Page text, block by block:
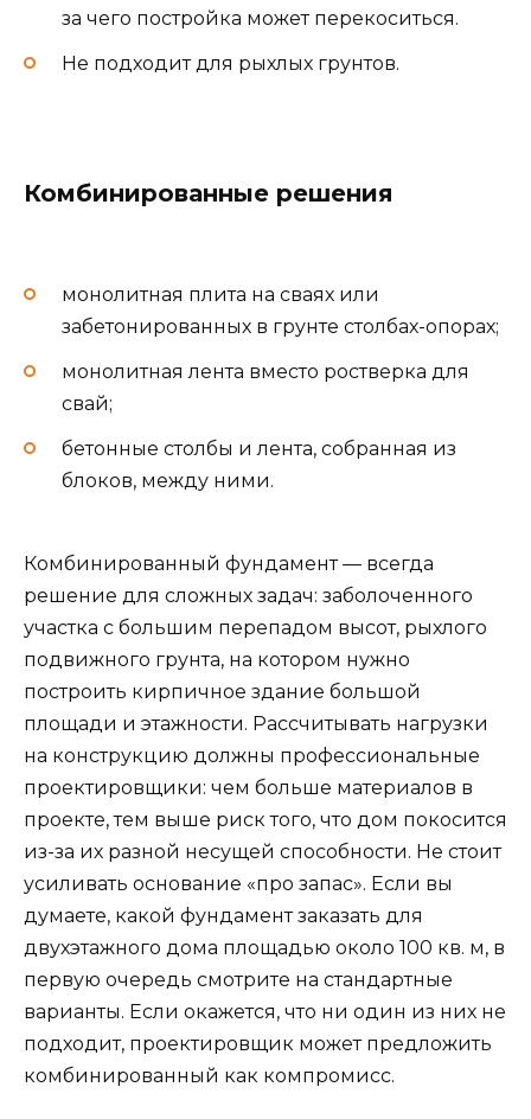
за чего постройка может перекоситься.
Не подходит для рыхлых грунтов.
Комбинированные решения
монолитная плита на сваях или
забетонированных в грунте столбах-опорах;
монолитная лента вместо ростверка для
свай;
бетонные столбы и лента, собранная из
блоков, между ними.
Комбинированный фундамент — всегда
решение для сложных задач: заболоченного
участка с большим перепадом высот, рыхлого
подвижного грунта, на котором нужно
построить кирпичное здание большой
площади и этажности. Рассчитывать нагрузки
на конструкцию должны профессиональные
проектировщики: чем больше материалов в
проекте, тем выше риск того, что дом покосится
из-за их разной несущей способности. Не стоит
усиливать основание «про запас». Если вы
думаете, какой фундамент заказать для
двухэтажного дома площадью около 100 кв. м, в
первую очередь смотрите на стандартные
варианты. Если окажется, что ни один из них не
подходит, проектировщик может предложить
комбинированный как компромисс.